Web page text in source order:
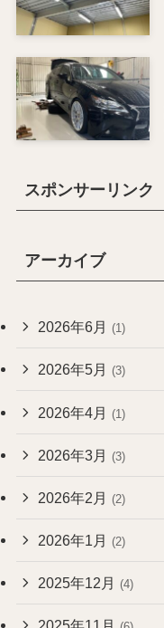
スポンサーリンク
アーカイブ
2026年6月 (1)
2026年5月 (3)
2026年4月 (1)
2026年3月 (3)
2026年2月 (2)
2026年1月 (2)
2025年12月 (4)